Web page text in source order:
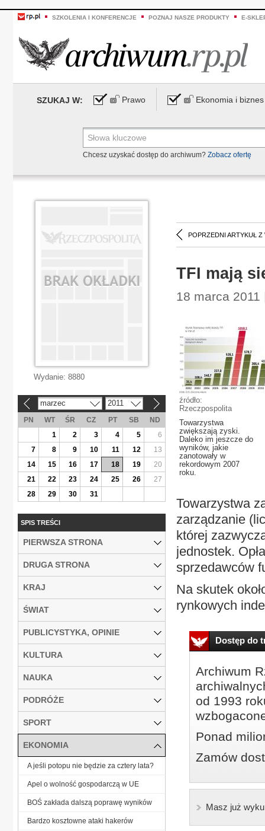
SZKOLENIA I KONFERENCJE POZNAJ NASZE PRODUKTY E-
SZUKAJ W: Prawo Ekonomia i biznes
Chcesz uzyskać dostęp do archiwum? Zobacz ofertę
POPRZEDNI ARTYKUŁ Z
TFI mają
18 marca
źródło:
Rzeczpospolita
Towarzystwa
zwiększają zyski.
Daleko im jeszcze do
wyników, jakie
zanotowały w
rekordowym 2007
roku.
Towarzystwa
zarządzanie
której
jednostek.
sprzedawców
Na skutek
rynkowych
Dostęp do
Archiwum
od 1993
Ponad
Zamów
Masz już
Wydanie: 8880
marzec 2011
PN WT ŚR CZ PT SB
ND
1
2 3 4 5
6
7
8 9 10 11 12
13
14
15 16 17 18 19
20
21
22 23 24 25 26
27
28
29 30 31
SPIS TREŚCI
PIERWSZA STRONA
DRUGA STRONA
KRAJ
ŚWIAT
PUBLICYSTYKA, OPINIE
KULTURA
NAUKA
PODRÓŻE
SPORT
EKONOMIA
A jeśli potopu nie będzie za cztery lata?
Apel o wolność gospodarczą w UE
BOŚ zakłada dalszą poprawę wyników
Bardzo kosztowne ataki hakerów